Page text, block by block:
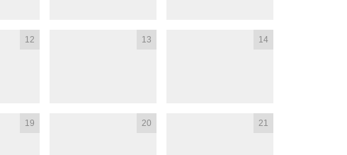
12 13 14
19 20 21